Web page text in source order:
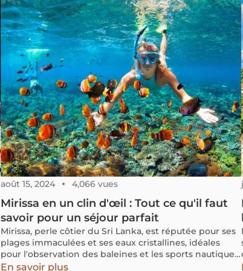
secrets de cette recette locale, des meilleures
adresses aux astuces de dégustation.
août 15, 2024 4,066 vues
Mirissa en un clin d'œil : Tout ce qu'il faut
savoir pour un séjour parfait
Mirissa, perle côtier du Sri Lanka, est réputée pour ses
plages immaculées et ses eaux cristallines, idéales
pour l'observation des baleines et les sports nautiques.
Ce village pittoresque offre une expérience
En savoir plus